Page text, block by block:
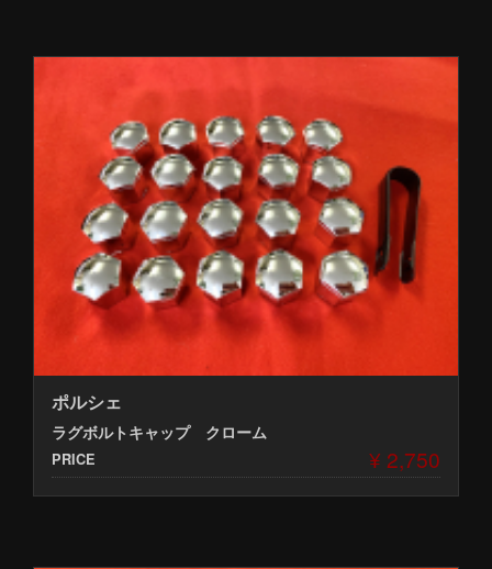
ポルシェ
ラグボルトキャップ クローム
PRICE ¥ 2,750